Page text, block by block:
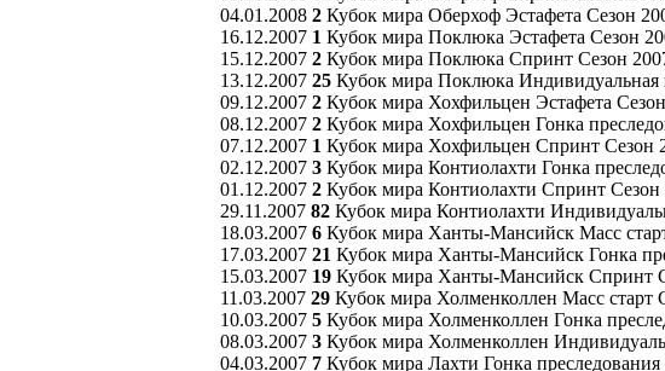
04.01.2008 2 Кубок мира Оберхоф Эстафета Сезон
16.12.2007 1 Кубок мира Поклюка Эстафета Сезон
15.12.2007 2 Кубок мира Поклюка Спринт Сезон
13.12.2007 25 Кубок мира Поклюка Индивидуальная
09.12.2007 2 Кубок мира Хохфильцен Эстафета
08.12.2007 2 Кубок мира Хохфильцен Гонка
07.12.2007 1 Кубок мира Хохфильцен Спринт Сезон
02.12.2007 3 Кубок мира Контиолахти Гонка
01.12.2007 2 Кубок мира Контиолахти Спринт Сезон
29.11.2007 82 Кубок мира Контиолахти
18.03.2007 6 Кубок мира Ханты-Мансийск Масс
17.03.2007 21 Кубок мира Ханты-Мансийск Гонка
15.03.2007 19 Кубок мира Ханты-Мансийск Спринт
11.03.2007 29 Кубок мира Холменколлен Масс старт
10.03.2007 5 Кубок мира Холменколлен Гонка
08.03.2007 3 Кубок мира Холменколлен
04.03.2007 7 Кубок мира Лахти Гонка